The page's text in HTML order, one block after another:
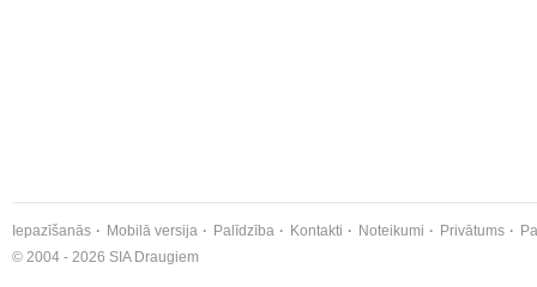
Iepazīšanās Mobilā versija Palīdzība Kontakti Noteikumi Privātums
© 2004 - 2026 SIA Draugiem